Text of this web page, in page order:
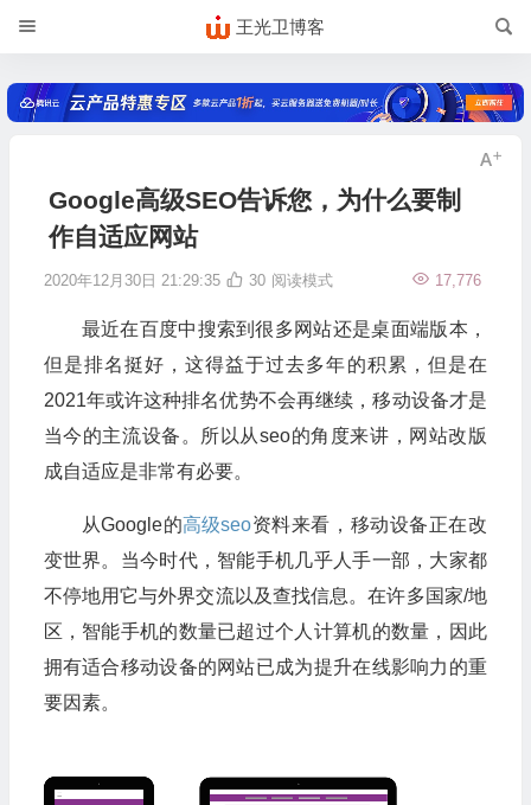
王光卫博客
Google高级SEO告诉您，为什么要制
作自适应网站
2020年12月30日 21:29:35 17,776
30 阅读模式
最近在百度中搜索到很多网站还是桌面端版本，
但是排名挺好，这得益于过去多年的积累，但是在
2021年或许这种排名优势不会再继续，移动设备才是
当今的主流设备。所以从seo的角度来讲，网站改版
成自适应是非常有必要。
从Google的高级seo资料来看，移动设备正在改
变世界。当今时代，智能手机几乎人手一部，大家都
不停地用它与外界交流以及查找信息。在许多国家/地
区，智能手机的数量已超过个人计算机的数量，因此
拥有适合移动设备的网站已成为提升在线影响力的重
要因素。